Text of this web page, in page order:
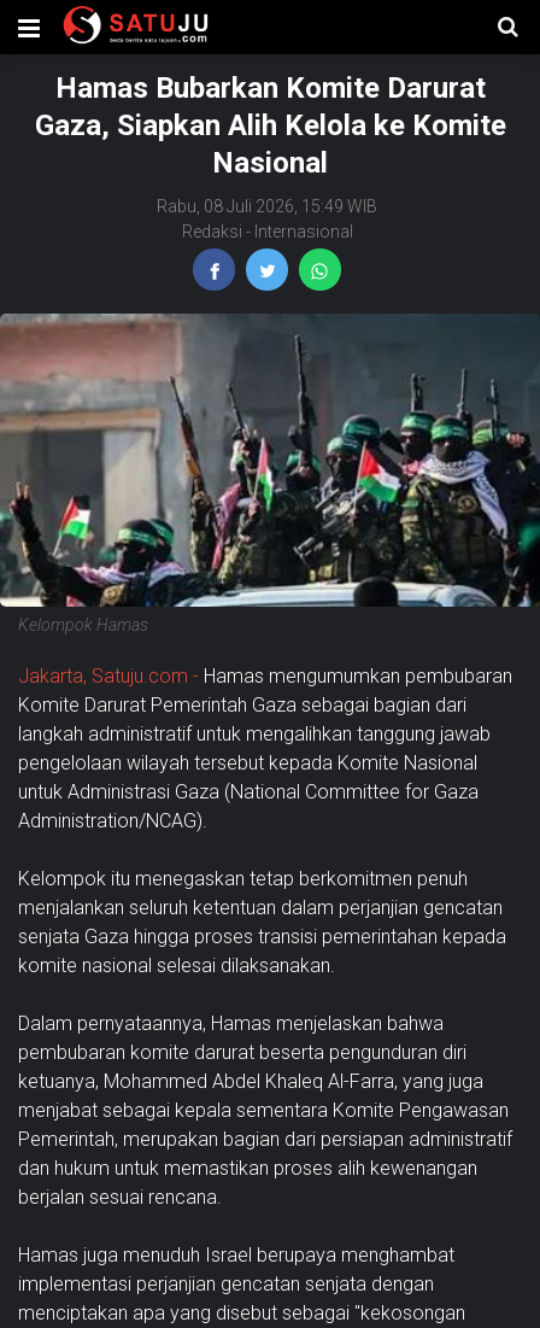
Hamas Bubarkan Komite Darurat
Gaza, Siapkan Alih Kelola ke Komite
Nasional
Rabu, 08 Juli 2026, 15:49 WIB
Redaksi - Internasional
Kelompok Hamas
Jakarta, Satuju.com - Hamas mengumumkan pembubaran
Komite Darurat Pemerintah Gaza sebagai bagian dari
langkah administratif untuk mengalihkan tanggung jawab
pengelolaan wilayah tersebut kepada Komite Nasional
untuk Administrasi Gaza (National Committee for Gaza
Administration/NCAG).
Kelompok itu menegaskan tetap berkomitmen penuh
menjalankan seluruh ketentuan dalam perjanjian gencatan
senjata Gaza hingga proses transisi pemerintahan kepada
komite nasional selesai dilaksanakan.
Dalam pernyataannya, Hamas menjelaskan bahwa
pembubaran komite darurat beserta pengunduran diri
ketuanya, Mohammed Abdel Khaleq Al-Farra, yang juga
menjabat sebagai kepala sementara Komite Pengawasan
Pemerintah, merupakan bagian dari persiapan administratif
dan hukum untuk memastikan proses alih kewenangan
berjalan sesuai rencana.
Hamas juga menuduh Israel berupaya menghambat
implementasi perjanjian gencatan senjata dengan
menciptakan apa yang disebut sebagai "kekosongan